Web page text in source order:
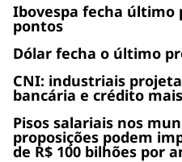
Ibovespa fecha último
pontos
Dólar fecha o último
CNI: industriais
bancária e crédito
Pisos salariais nos
proposições podem
de R$ 100 bilhões por